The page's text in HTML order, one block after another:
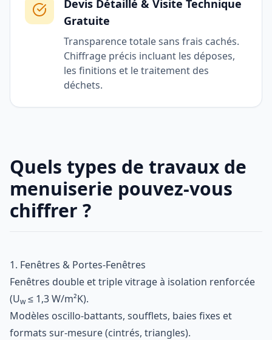
Devis Détaillé & Visite Technique
Gratuite
Transparence totale sans frais cachés.
Chiffrage précis incluant les déposes,
les finitions et le traitement des
déchets.
Quels types de travaux de
menuiserie pouvez-vous
chiffrer ?
1. Fenêtres & Portes-Fenêtres
Fenêtres double et triple vitrage à isolation renforcée
(Uw≤ 1,3 W/m²K).
Modèles oscillo-battants, soufflets, baies fixes et
formats sur-mesure (cintrés, triangles).